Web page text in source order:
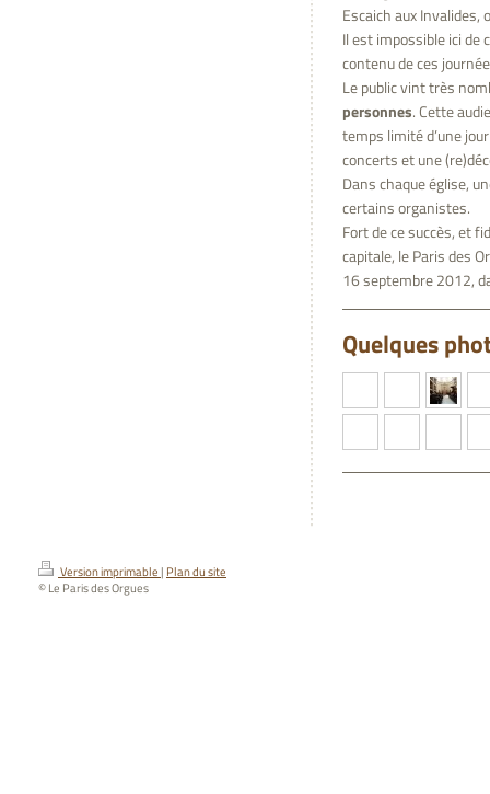
Escaich aux Invalides,
Il est impossible ici
contenu de ces
Le public vint très
personnes. Cette
temps limité d’une
concerts et une
Dans chaque église,
certains organistes.
Fort de ce succès, et
capitale, le Paris des
16 septembre 2012,
Quelques
Version imprimable | Plan du site
© Le Paris des Orgues